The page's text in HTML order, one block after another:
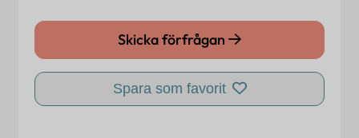
Skicka förfrågan
Spara som favorit